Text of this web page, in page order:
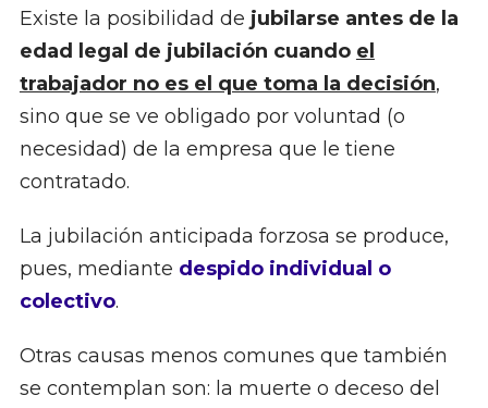
Existe la posibilidad de jubilarse antes de la
edad legal de jubilación cuando el
trabajador no es el que toma la decisión,
sino que se ve obligado por voluntad (o
necesidad) de la empresa que le tiene
contratado.
La jubilación anticipada forzosa se produce,
pues, mediante despido individual o
colectivo.
Otras causas menos comunes que también
se contemplan son: la muerte o deceso del